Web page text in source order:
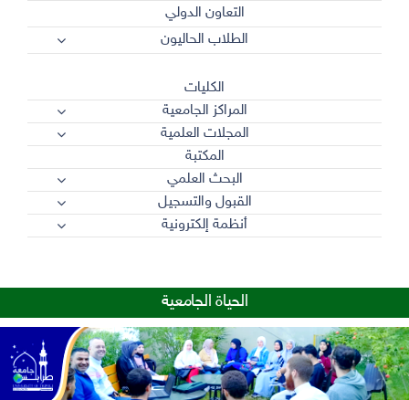
التعاون الدولي
الطلاب الحاليون
الكليات
المراكز الجامعية
المجلات العلمية
المكتبة
البحث العلمي
القبول والتسجيل
أنظمة إلكترونية
الحياة الجامعية